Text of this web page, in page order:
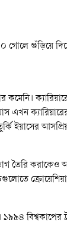
গোলে গুঁড়িয়ে
এখন
ইয়াসের
তৈরি করাকেও
বিশ্বকাপের